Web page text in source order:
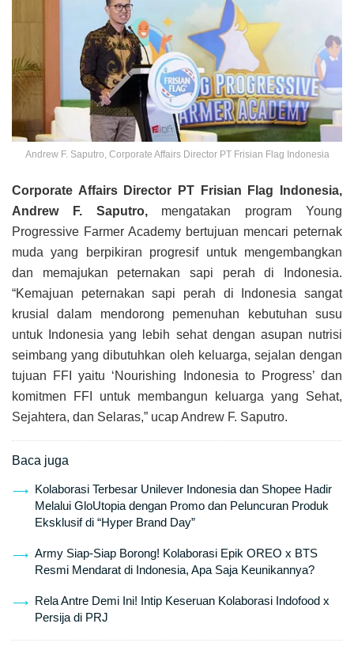
Andrew F. Saputro, Corporate Affairs Director PT Frisian Flag Indonesia
Corporate Affairs Director PT Frisian Flag Indonesia,
Andrew F. Saputro, mengatakan program Young
Progressive Farmer Academy bertujuan mencari peternak
muda yang berpikiran progresif untuk mengembangkan
dan memajukan peternakan sapi perah di Indonesia.
“Kemajuan peternakan sapi perah di Indonesia sangat
krusial dalam mendorong pemenuhan kebutuhan susu
untuk Indonesia yang lebih sehat dengan asupan nutrisi
seimbang yang dibutuhkan oleh keluarga, sejalan dengan
tujuan FFI yaitu ‘Nourishing Indonesia to Progress’ dan
komitmen FFI untuk membangun keluarga yang Sehat,
Sejahtera, dan Selaras,” ucap Andrew F. Saputro.
Baca juga
Kolaborasi Terbesar Unilever Indonesia dan Shopee Hadir
Melalui GloUtopia dengan Promo dan Peluncuran Produk
Eksklusif di “Hyper Brand Day”
Army Siap-Siap Borong! Kolaborasi Epik OREO x BTS
Resmi Mendarat di Indonesia, Apa Saja Keunikannya?
Rela Antre Demi Ini! Intip Keseruan Kolaborasi Indofood x
Persija di PRJ